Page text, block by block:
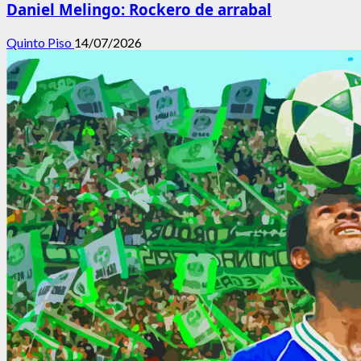
Daniel Melingo: Rockero de arrabal
Quinto Piso 14/07/2026